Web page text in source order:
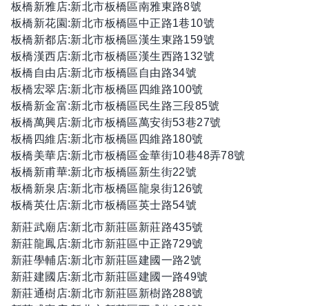
板橋新雅店:新北市板橋區南雅東路8號
板橋新花園:新北市板橋區中正路1巷10號
板橋新都店:新北市板橋區漢生東路159號
板橋漢西店:新北市板橋區漢生西路132號
板橋自由店:新北市板橋區自由路34號
板橋宏翠店:新北市板橋區四維路100號
板橋新金富:新北市板橋區民生路三段85號
板橋萬興店:新北市板橋區萬安街53巷27號
板橋四維店:新北市板橋區四維路180號
板橋美華店:新北市板橋區金華街10巷48弄78號
板橋新甫華:新北市板橋區新生街22號
板橋新泉店:新北市板橋區龍泉街126號
板橋英仕店:新北市板橋區英士路54號
新莊武廟店:新北市新莊區新莊路435號
新莊龍鳳店:新北市新莊區中正路729號
新莊學輔店:新北市新莊區建國一路2號
新莊建國店:新北市新莊區建國一路49號
新莊通樹店:新北市新莊區新樹路288號